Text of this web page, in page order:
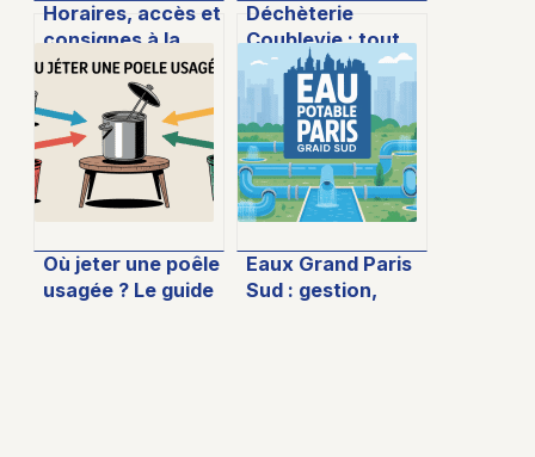
Horaires, accès et
consignes à la
déchetterie de
Longuenesse :
tout ce que vous
devez savoir
Déchèterie
Coublevie : tout
ce qu’il faut savoir
pour optimiser
vos dépôts
Où jeter une poêle
usagée ? Le guide
Eaux Grand Paris
Sud : gestion,